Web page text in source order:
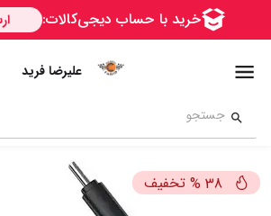
علیرضا فرید
38
% تخفیف